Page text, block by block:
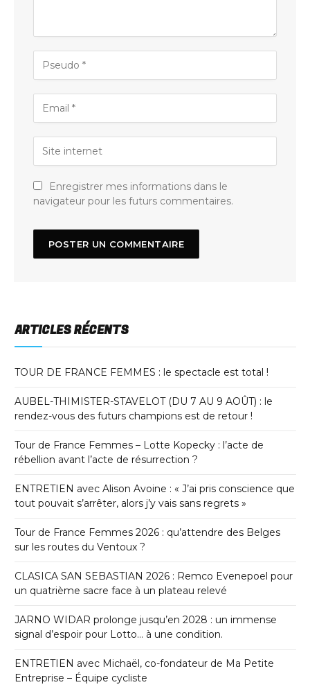
Enregistrer mes informations dans le
navigateur pour les futurs commentaires.
ARTICLES RÉCENTS
TOUR DE FRANCE FEMMES : le spectacle est total !
AUBEL-THIMISTER-STAVELOT (DU 7 AU 9 AOÛT) : le
rendez-vous des futurs champions est de retour !
Tour de France Femmes – Lotte Kopecky : l’acte de
rébellion avant l’acte de résurrection ?
ENTRETIEN avec Alison Avoine : « J’ai pris conscience que
tout pouvait s’arrêter, alors j’y vais sans regrets »
Tour de France Femmes 2026 : qu’attendre des Belges
sur les routes du Ventoux ?
CLASICA SAN SEBASTIAN 2026 : Remco Evenepoel pour
un quatrième sacre face à un plateau relevé
JARNO WIDAR prolonge jusqu’en 2028 : un immense
signal d’espoir pour Lotto… à une condition.
ENTRETIEN avec Michaël, co-fondateur de Ma Petite
Entreprise – Équipe cycliste